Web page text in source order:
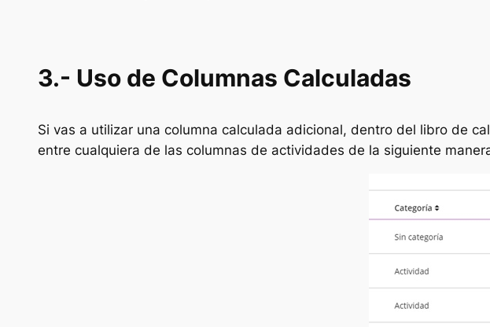
3.- Uso de Columnas Calculadas
Si vas a utilizar una columna calculada adicional, dentro del libro de
entre cualquiera de las columnas de actividades de la siguiente